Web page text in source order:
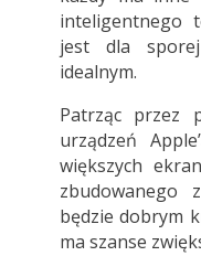
inteligentnego
jest dla
idealnym.
Patrząc przez
urządzeń
większych
zbudowanego
będzie dobrym
ma szanse